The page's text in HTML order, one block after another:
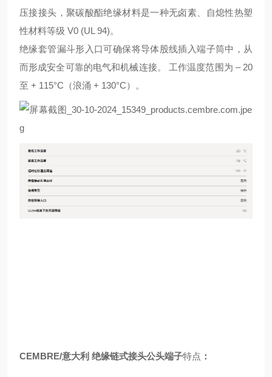
压接接头，聚碳酸酯绝缘材料是一种无卤素、自熄性热塑
性材料等级 V0 (UL 94)。
绝缘套管漏斗形入口可确保将导体股线插入端子筒中，从
而形成安全可靠的电气和机械连接。 工作温度范围为 – 20
至 + 115°C（浪涌 + 130°C）。
CEMBRE/意大利 绝缘链式接头公头端子特点 ：